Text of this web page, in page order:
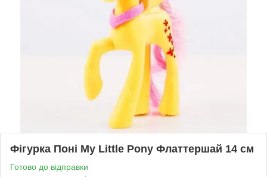
Фігурка Поні My Little Pony Флаттершай 14 см
Готово до відправки